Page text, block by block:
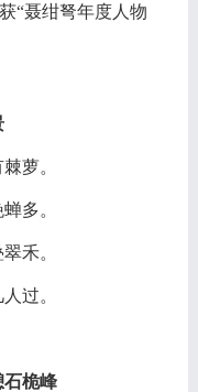
“聂绀弩年度人物
萝。
多。
禾。
过。
石桅峰